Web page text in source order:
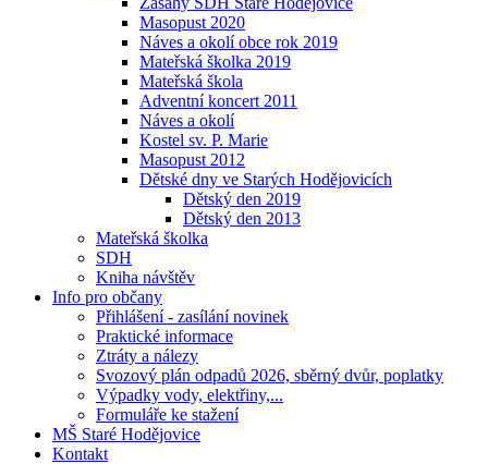
Masopust 2020
Náves a okolí obce rok 2019
Mateřská školka 2019
Mateřská škola
Adventní koncert 2011
Náves a okolí
Kostel sv. P. Marie
Masopust 2012
Dětské dny ve Starých Hodějovicích
Dětský den 2019
Dětský den 2013
Mateřská školka
SDH
Kniha návštěv
Info pro občany
Přihlášení - zasílání novinek
Praktické informace
Ztráty a nálezy
Svozový plán odpadů 2026, sběrný dvůr, poplatky
Výpadky vody, elektřiny,...
Formuláře ke stažení
MŠ Staré Hodějovice
Kontakt